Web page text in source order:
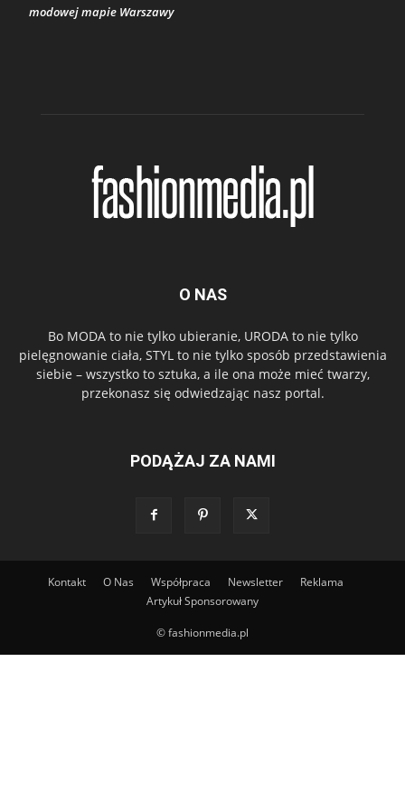
modowej mapie Warszawy
O NAS
Bo MODA to nie tylko ubieranie, URODA to nie tylko
pielęgnowanie ciała, STYL to nie tylko sposób przedstawienia
siebie – wszystko to sztuka, a ile ona może mieć twarzy,
przekonasz się odwiedzając nasz portal.
PODĄŻAJ ZA NAMI
Kontakt O Nas Współpraca Newsletter
Reklama
Artykuł Sponsorowany
© fashionmedia.pl